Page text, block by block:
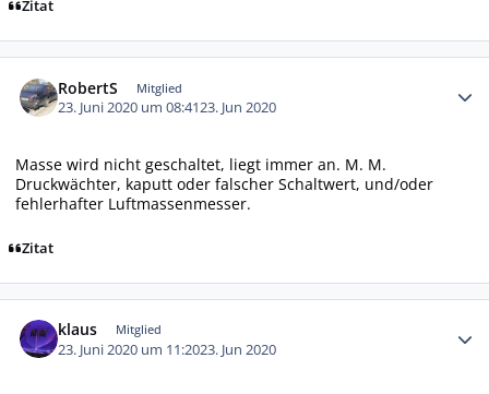
Zitat
RobertS Mitglied
23. Juni 2020 um 08:4123. Jun 2020
Masse wird nicht geschaltet, liegt immer an. M. M.
Druckwächter, kaputt oder falscher Schaltwert, und/oder
fehlerhafter Luftmassenmesser.
Zitat
klaus Mitglied
23. Juni 2020 um 11:2023. Jun 2020